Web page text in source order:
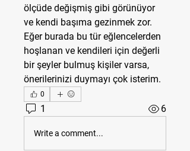
ölçüde değişmiş gibi görünüyor
ve kendi başıma gezinmek zor.
Eğer burada bu tür eğlencelerden
hoşlanan ve kendileri için değerli
bir şeyler bulmuş kişiler varsa,
önerilerinizi duymayı çok isterim.
0
1 6
Write a comment...